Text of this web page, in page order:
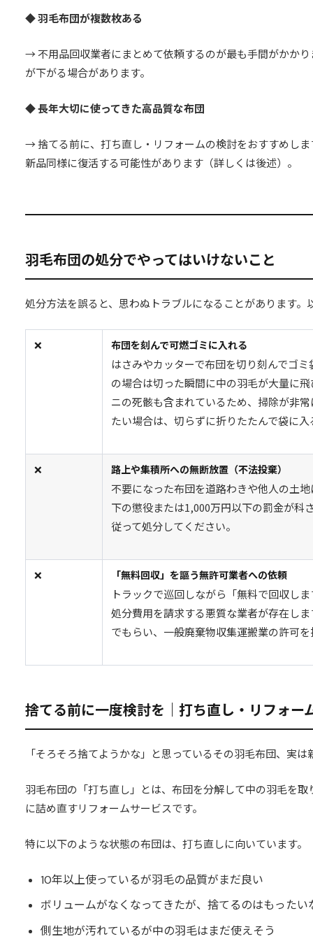
◆ 羽毛布団が複数枚ある
→ 不用品回収業者にまとめて依頼するのが最も手間がかか
が下がる場合があります。
◆ 長年大切に使ってきた高品質な布団
→ 捨てる前に、打ち直し・リフォームの検討をおすすめし
新品同様に復活する可能性があります（詳しくは後述）。
羽毛布団の処分でやってはいけないこと
処分方法を誤ると、思わぬトラブルになることがあります
❌ 布団を刻んで可燃ゴミに入れる
はさみやカッターで布団を切り刻んでゴ
の場合は切った瞬間に中の羽毛が大量に
ニの死骸も含まれているため、掃除が非
たい場合は、切らずに折りたたんで袋に
❌ 路上や集積所への無断放置（不法投棄）
不要になった布団を道路わきや他人の土
下の懲役または1,000万円以下の罰金が科
従って処分してください。
❌ 「無料回収」を謳う無許可業者への依頼
トラックで巡回しながら「無料で回収し
処分費用を請求する悪質な業者が存在し
でもらい、一般廃棄物収集運搬業の許可
捨てる前に一度検討を｜打ち直し・リフォー
「そろそろ捨てようかな」と思っているその羽毛布団、実
羽毛布団の「打ち直し」とは、布団を分解して中の羽毛を
に詰め直すリフォームサービスです。
特に以下のような状態の布団は、打ち直しに向いています。
10年以上使っているが羽毛の品質がまだ良い
ボリュームがなくなってきたが、捨てるのはもったい
側生地が汚れているが中の羽毛はまだ使えそう